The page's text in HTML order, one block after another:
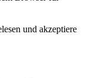
und akzeptiere